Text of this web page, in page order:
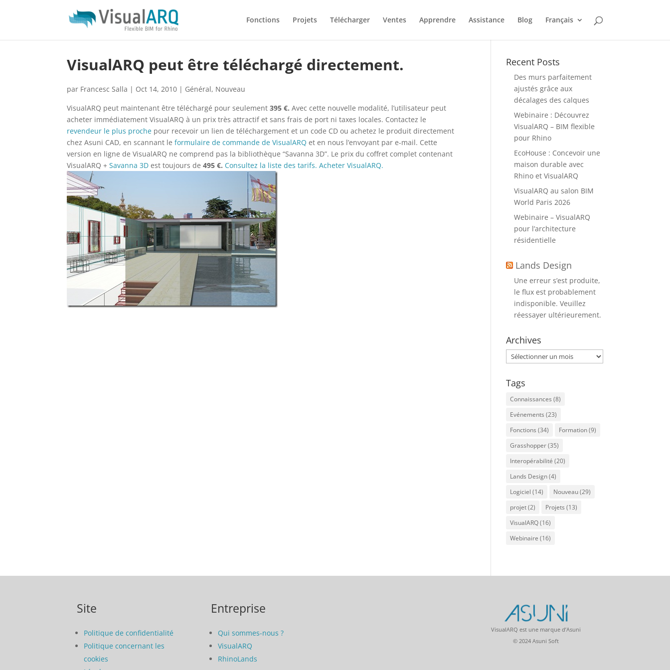
Fonctions Projets Télécharger Ventes Apprendre Assistance Blog Français
VisualARQ peut être téléchargé directement.
par Francesc Salla | Oct 14, 2010 | Général, Nouveau
VisualARQ peut maintenant être téléchargé pour seulement395 €. Avec cette nouvelle modalité, l’utilisateur peut
acheter immédiatement VisualARQ à un prix très attractif et sans frais de port ni taxes locales. Contactez le
revendeur le plus proche pour recevoir un lien de téléchargement et un code CD ou achetez le produit directement
chez Asuni CAD, en scannant leformulaire de commande de VisualARQ et en nous l’envoyant par e-mail. Cette
version en ligne de VisualARQ ne comprend pas la bibliothèque “Savanna 3D”. Le prix du coffret complet contenant
VisualARQ +Savanna 3D est toujours de495 €. Consultez la liste des tarifs.Acheter VisualARQ.
Recent Posts
Des murs parfaitement
ajustés grâce aux
décalages des calques
Webinaire : Découvrez
VisualARQ – BIM flexible
pour Rhino
EcoHouse : Concevoir une
maison durable avec
Rhino et VisualARQ
VisualARQ au salon BIM
World Paris 2026
Webinaire – VisualARQ
pour l’architecture
résidentielle
Lands Design
Une erreur s’est produite,
le flux est probablement
indisponible. Veuillez
réessayer ultérieurement.
Archives
Archives
Tags
Connaissances (8)
Evénements (23)
Fonctions (34) Formation(9)
Grasshopper(35)
Interopérabilité (20)
Lands Design(4)
Logiciel (14) Nouveau(29)
projet(2) Projets (13)
VisualARQ(16)
Webinaire (16)
Site
Politique de confidentialité
Politique concernant les
cookies
Entreprise
Qui sommes-nous ?
VisualARQ
RhinoLands
VisualARQ est une marque d’Asuni
© 2024 Asuni Soft